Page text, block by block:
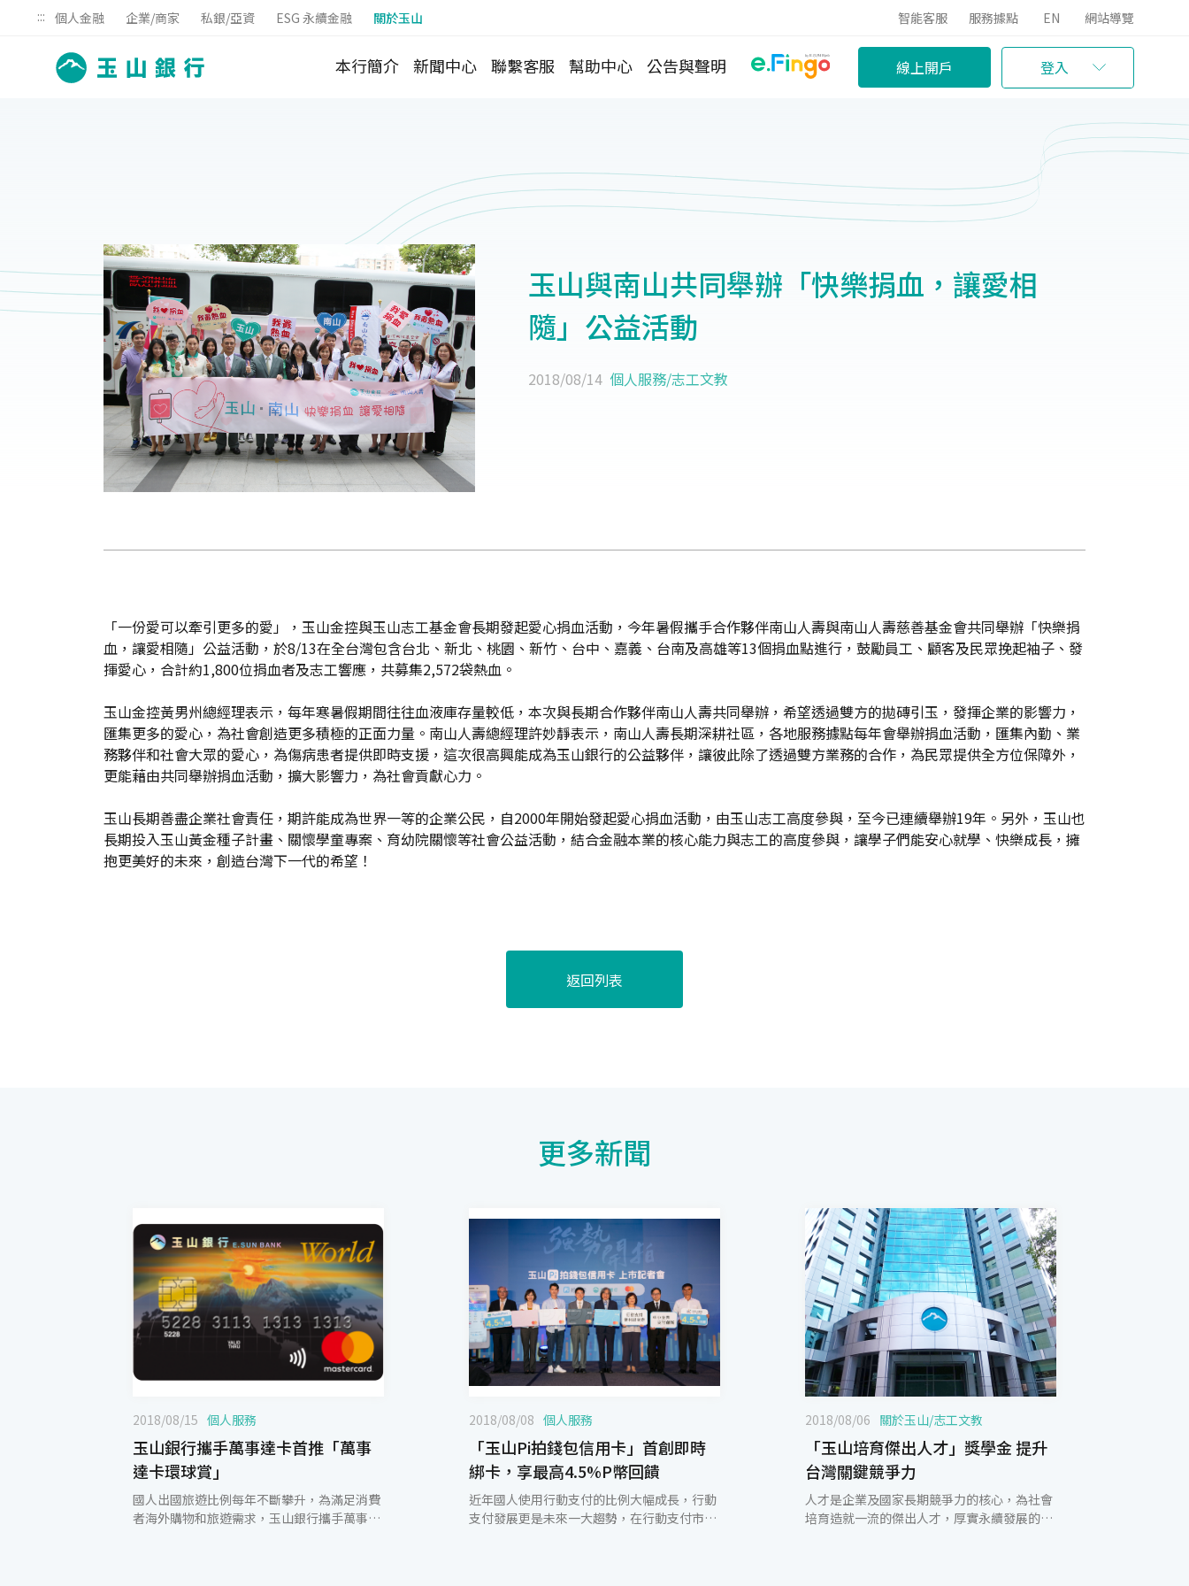
::: 個人金融 企業/商家 私銀/亞資 ESG 永續金融 關於玉山 智能客服 服務據點 EN 網站導覽
本行簡介 新聞中心 聯繫客服 幫助中心 公告與聲明 線上開戶 登入
玉山與南山共同舉辦「快樂捐血，讓愛相
隨」公益活動
2018/08/14 個人服務/志工文教
「一份愛可以牽引更多的愛」，玉山金控與玉山志工基金會長期發起愛心捐血活動，今年暑假攜手合作夥伴南山人壽與南山人壽慈善基金會共同舉辦「快樂捐
血，讓愛相隨」公益活動，於8/13在全台灣包含台北、新北、桃園、新竹、台中、嘉義、台南及高雄等13個捐血點進行，鼓勵員工、顧客及民眾挽起袖子、發
揮愛心，合計約1,800位捐血者及志工響應，共募集2,572袋熱血。
玉山金控黃男州總經理表示，每年寒暑假期間往往血液庫存量較低，本次與長期合作夥伴南山人壽共同舉辦，希望透過雙方的拋磚引玉，發揮企業的影響力，
匯集更多的愛心，為社會創造更多積極的正面力量。南山人壽總經理許妙靜表示，南山人壽長期深耕社區，各地服務據點每年會舉辦捐血活動，匯集內勤、業
務夥伴和社會大眾的愛心，為傷病患者提供即時支援，這次很高興能成為玉山銀行的公益夥伴，讓彼此除了透過雙方業務的合作，為民眾提供全方位保障外，
更能藉由共同舉辦捐血活動，擴大影響力，為社會貢獻心力。
玉山長期善盡企業社會責任，期許能成為世界一等的企業公民，自2000年開始發起愛心捐血活動，由玉山志工高度參與，至今已連續舉辦19年。另外，玉山也
長期投入玉山黃金種子計畫、關懷學童專案、育幼院關懷等社會公益活動，結合金融本業的核心能力與志工的高度參與，讓學子們能安心就學、快樂成長，擁
抱更美好的未來，創造台灣下一代的希望！
返回列表
更多新聞
2018/08/15 個人服務
玉山銀行攜手萬事達卡首推「萬事
達卡環球賞」
國人出國旅遊比例每年不斷攀升，為滿足消費
者海外購物和旅遊需求，玉山銀行攜手萬事達
2018/08/08 個人服務
「玉山Pi拍錢包信用卡」首創即時
綁卡，享最高4.5%P幣回饋
近年國人使用行動支付的比例大幅成長，行動
支付發展更是未來一大趨勢，在行動支付市場
2018/08/06 關於玉山/志工文教
「玉山培育傑出人才」獎學金 提升
台灣關鍵競爭力
人才是企業及國家長期競爭力的核心，為社會
培育造就一流的傑出人才，厚實永續發展的基